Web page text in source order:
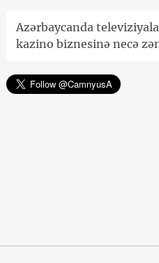
Azərbaycanda
kazino biznesinə necə